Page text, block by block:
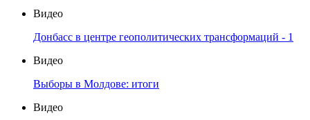
Видео
Донбасс в центре геополитических трансформаций - 1
Видео
Выборы в Молдове: итоги
Видео